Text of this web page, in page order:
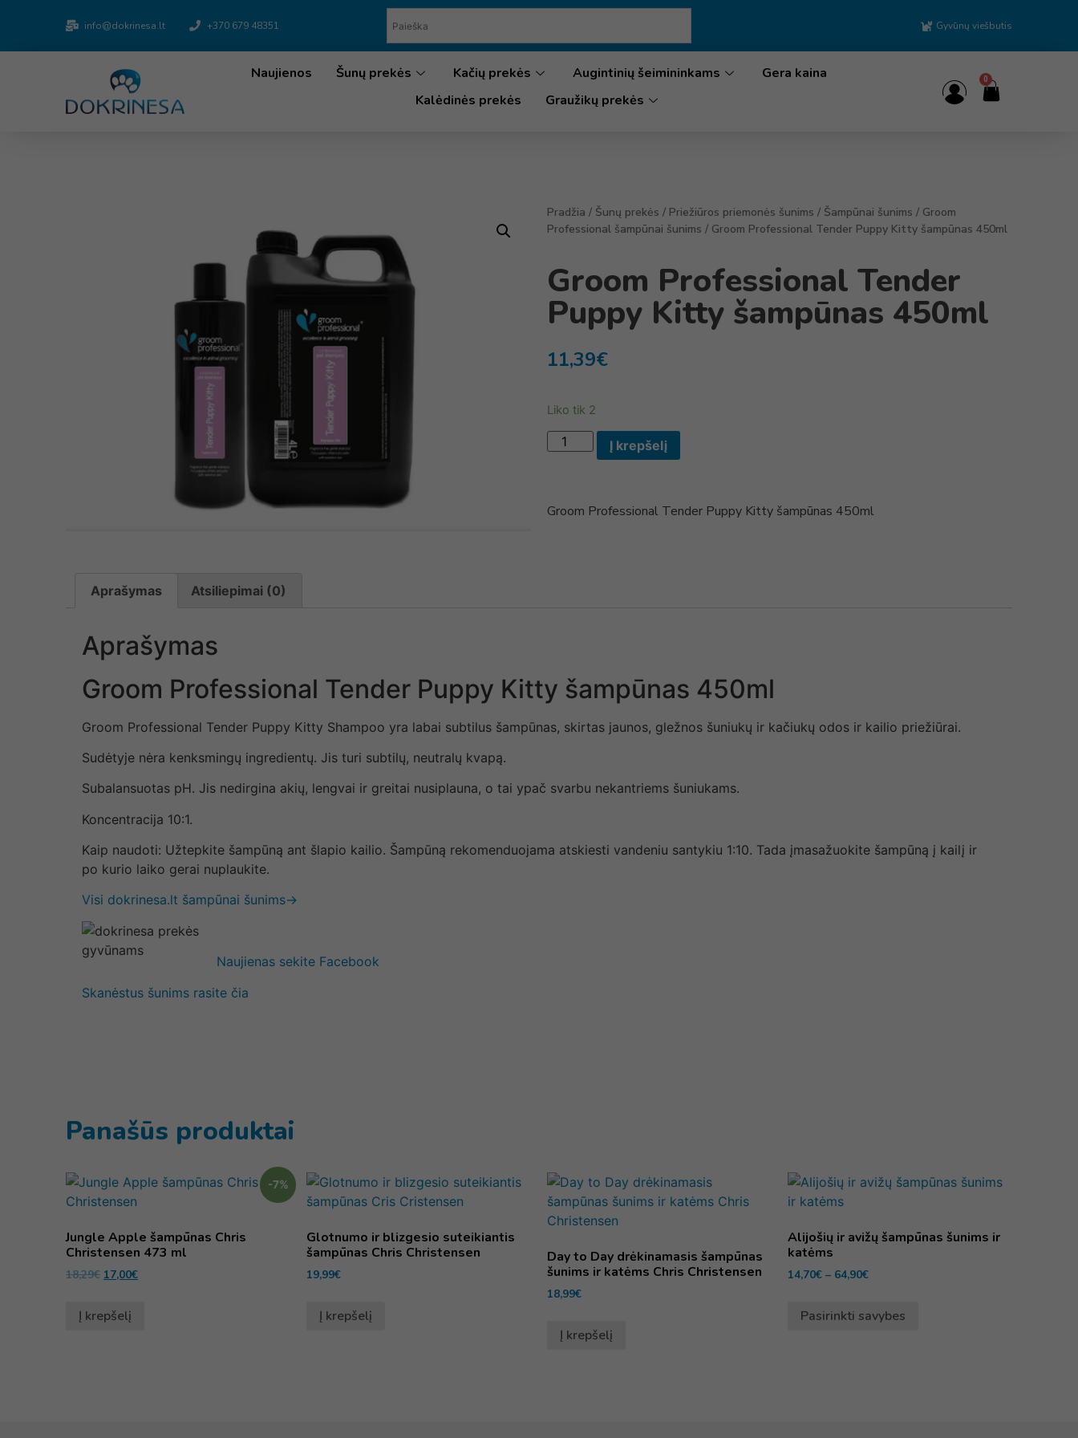
info@dokrinesa.lt +370 679 48351 Gyvūnų viešbutis
Naujienos Šunų prekės Kačių prekės Augintinių šeimininkams
Gera kaina
Kalėdinės prekės
Graužikų prekės
0
Pradžia / Šunų prekės / Priežiūros priemonės šunims / Šampūnai šunims / Groom
Professional šampūnai šunims / Groom Professional Tender Puppy Kitty šampūnas 450ml
Groom Professional Tender
Puppy Kitty šampūnas 450ml
11,39€
Liko tik 2
Į krepšelį
Groom Professional Tender Puppy Kitty šampūnas 450ml
Aprašymas Atsiliepimai (0)
Aprašymas
Groom Professional Tender Puppy Kitty šampūnas 450ml
Groom Professional Tender Puppy Kitty Shampoo yra labai subtilus šampūnas, skirtas jaunos, gležnos šuniukų ir kačiukų odos ir kailio priežiūrai.
Sudėtyje nėra kenksmingų ingredientų. Jis turi subtilų, neutralų kvapą.
Subalansuotas pH. Jis nedirgina akių, lengvai ir greitai nusiplauna, o tai ypač svarbu nekantriems šuniukams.
Koncentracija 10:1.
Kaip naudoti: Užtepkite šampūną ant šlapio kailio. Šampūną rekomenduojama atskiesti vandeniu santykiu 1:10. Tada įmasažuokite šampūną į kailį ir
po kurio laiko gerai nuplaukite.
Visi dokrinesa.lt šampūnai šunims→
Naujienas sekite Facebook
Skanėstus šunims rasite čia
Panašūs produktai
-7%
Jungle Apple šampūnas Chris
Christensen 473 ml
18,29€ 17,00€
Į krepšelį
Glotnumo ir blizgesio suteikiantis
šampūnas Chris Christensen
19,99€
Į krepšelį
Day to Day drėkinamasis šampūnas
šunims ir katėms Chris Christensen
18,99€
Į krepšelį
Alijošių ir avižų šampūnas šunims ir
katėms
14,70€ – 64,90€
Pasirinkti savybes